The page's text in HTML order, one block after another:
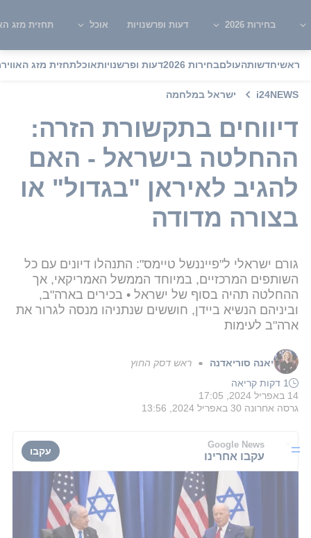
בחירות 2026 דעות ופרשנויות אוכל תחזית מזג
ראשיחדשותהעולםבחירות 2026 דעות ופרשנויותאוכלתחזית מזג האוויר
i24NEWS ישראל במלחמה
דיווחים בתקשורת הזרה:
ההחלטה בישראל - האם
להגיב לאיראן "בגדול" או
בצורה מדודה
גורם ישראלי ל"פייננשל טיימס": התנהלו דיונים עם כל
השותפים המרכזיים, במיוחד הממשל האמריקאי, אך
ההחלטה תהיה בסוף של ישראל • בכירים בארה"ב,
וביניהם הנשיא ביידן, חוששים שנתניהו מנסה לגרור את
ארה"ב לעימות
יאנה סוריאדנה ■ ראש דסק החוץ
1 דקות קריאה
14 באפריל 2024, 17:05
גרסה אחרונה 30 באפריל 2024, 13:56
Google News
עקבו אחרינו עקבו